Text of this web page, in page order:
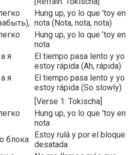
Hung up, yo lo que 'toy en
nota (Nota, nota, nota)
Hung up, yo lo que ’toy en
nota
я
El tiempo pasa lento y yo
estoy rápida (Ah, rápida)
я
El tiempo pasa lento y yo
estoy rápida (So slowly)
[Verse 1: Tokischa]
Hung up, yo lo que 'toy en
nota
блока
Estoy rulá y por el bloque
desatada